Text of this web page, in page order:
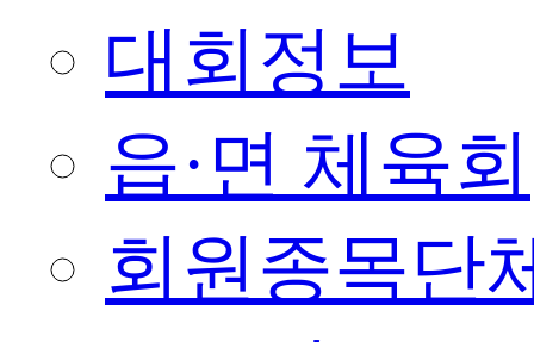
대회정보
읍·면 체육회
회원종목단